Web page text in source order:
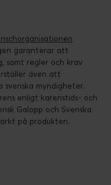
garanterar att
samt regler och krav
även att
myndigheter.
enligt karenstids- och
Galopp och Svenska
på produkten.